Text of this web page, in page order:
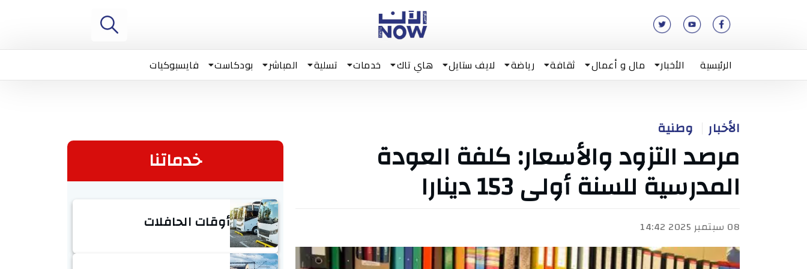
الرئيسية الأخبار مال و أعمال ثقافة رياضة لايف ستايل هاي تاك خدمات تسلية المباشر بودكاست فايسبوكيات
الأخبار وطنية
مرصد التزود والأسعار: كلفة العودة
المدرسية للسنة أولى 153 دينارا
08 سبتمبر 2025 14:42
خدماتنا
أوقات الحافلات